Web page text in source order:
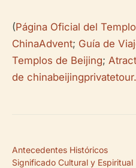
(Página Oficial del
ChinaAdvent; Guía de
Templos de Beijing;
de
Antecedentes Históricos
Significado Cultural y Espiritual